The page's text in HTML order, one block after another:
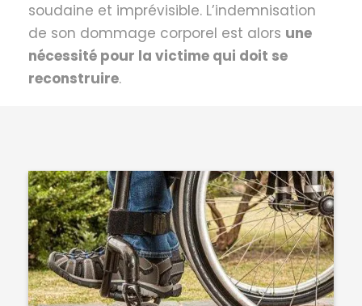
soudaine et imprévisible. L’indemnisation
de son dommage corporel est alors une
nécessité pour la victime qui doit se
reconstruire.